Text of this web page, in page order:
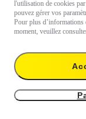
l'utilisation de cookies
pouvez gérer vos
Pour plus d’informations
moment, veuillez